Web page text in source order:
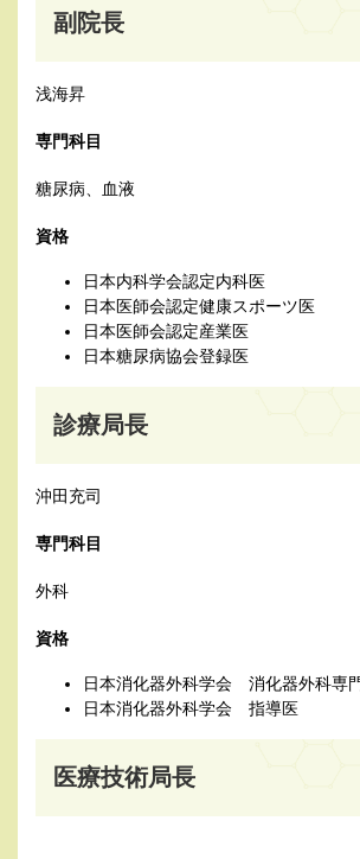
副院長
浅海昇
専門科目
糖尿病、血液
資格
日本内科学会認定内科医
日本医師会認定健康スポーツ医
日本医師会認定産業医
日本糖尿病協会登録医
診療局長
沖田充司
専門科目
外科
資格
日本消化器外科学会 消化器外科専
日本消化器外科学会 指導医
医療技術局長